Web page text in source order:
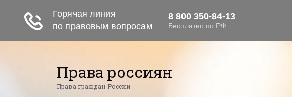
Права россиян
Права граждан России